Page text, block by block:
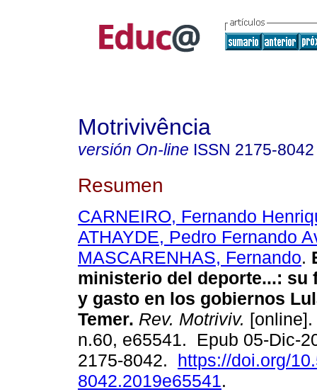
Motrivivência
versión On-line ISSN 2175-8042
Resumen
CARNEIRO, Fernando
ATHAYDE, Pedro Fernando
MASCARENHAS, Fernando.
ministerio del deporte...: su
y gasto en los gobiernos
Temer. Rev. Motriviv.
n.60, e65541. Epub 05-Dic-
2175-8042. https://doi.org/
8042.2019e65541.